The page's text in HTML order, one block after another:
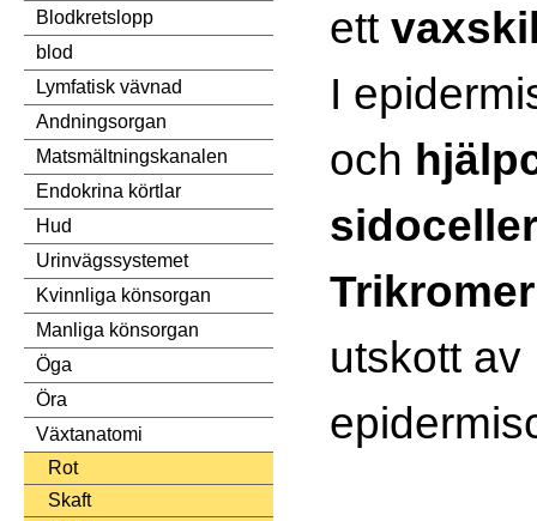
Blodkretslopp
blod
Lymfatisk vävnad
Andningsorgan
Matsmältningskanalen
Endokrina körtlar
Hud
Urinvägssystemet
Kvinnliga könsorgan
Manliga könsorgan
Öga
Öra
Växtanatomi
Rot
Skaft
ett
I
och
sidoceller
Trikromer
utskott av